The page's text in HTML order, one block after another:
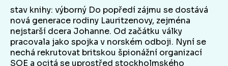
stav knihy: výborný Do popředí zájmu se dostává
nová generace rodiny Lauritzenovy, zejména
nejstarší dcera Johanne. Od začátku války
pracovala jako spojka v norském odboji. Nyní se
nechá rekrutovat britskou špionážní organizací
SOE a ocitá se uprostřed stockholmského